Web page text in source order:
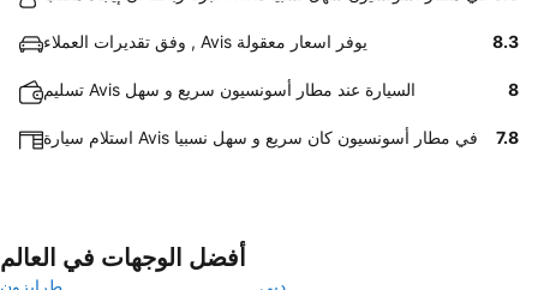
وفق تقديرات العملاء , Avis يوفر اسعار معقولة 8.3
تسليم Avis السيارة عند مطار أسونسيون سريع و سهل 8
استلام سيارة Avis في مطار أسونسيون كان سريع و سهل نسبيا 7.8
أفضل الوجهات في العالم
طرابزون
دبي